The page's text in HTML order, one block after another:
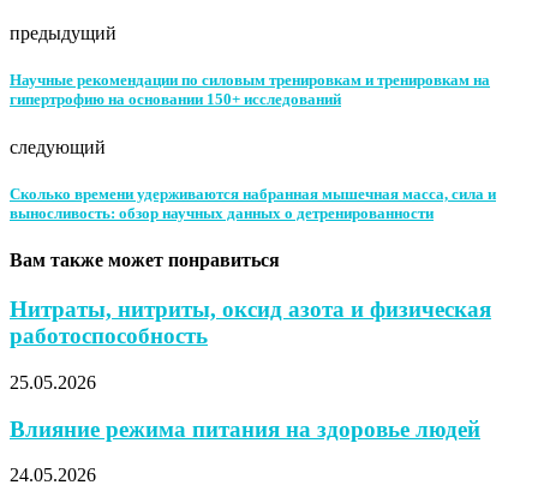
предыдущий
Научные рекомендации по силовым тренировкам и тренировкам на
гипертрофию на основании 150+ исследований
следующий
Сколько времени удерживаются набранная мышечная масса, сила и
выносливость: обзор научных данных о детренированности
Вам также может понравиться
Нитраты, нитриты, оксид азота и физическая
работоспособность
25.05.2026
Влияние режима питания на здоровье людей
24.05.2026